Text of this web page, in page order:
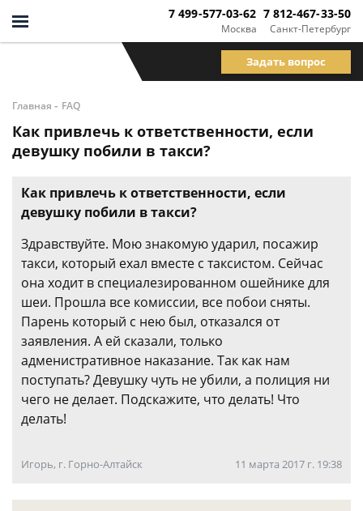
Москва
7 499-577-03-62
Санкт-Петербург
7 812-467-33-50
Задать вопрос
Главная - FAQ
Как привлечь к ответственности, если
девушку побили в такси?
Как привлечь к ответственности, если
девушку побили в такси?
Здравствуйте. Мою знакомую ударил, посажир
такси, который ехал вместе с таксистом. Сейчас
она ходит в специалезированном ошейнике для
шеи. Прошла все комиссии, все побои сняты.
Парень который с нею был, отказался от
заявления. А ей сказали, только
адменистративное наказание. Так как нам
поступать? Девушку чуть не убили, а полиция ни
чего не делает. Подскажите, что делать! Что
делать!
Игорь, г. Горно-Алтайск 11 марта 2017 г. 19:38